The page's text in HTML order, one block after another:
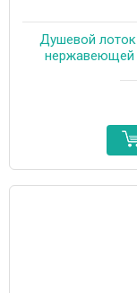
Душевой лоток
нержавеющей